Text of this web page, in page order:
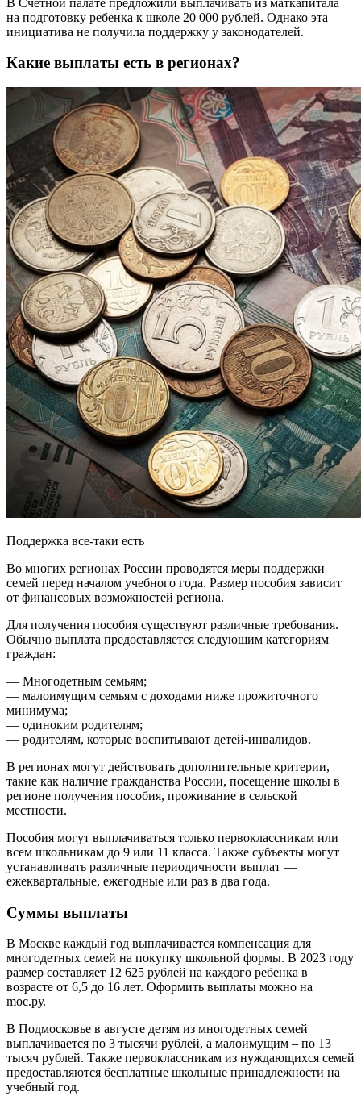
на подготовку ребенка к школе 20 000 рублей. Однако эта
инициатива не получила поддержку у законодателей.
Какие выплаты есть в регионах?
Поддержка все-таки есть
Во многих регионах России проводятся меры поддержки
семей перед началом учебного года. Размер пособия зависит
от финансовых возможностей региона.
Для получения пособия существуют различные требования.
Обычно выплата предоставляется следующим категориям
граждан:
— Многодетным семьям;
— малоимущим семьям с доходами ниже прожиточного
минимума;
— одиноким родителям;
— родителям, которые воспитывают детей-инвалидов.
В регионах могут действовать дополнительные критерии,
такие как наличие гражданства России, посещение школы в
регионе получения пособия, проживание в сельской
местности.
Пособия могут выплачиваться только первоклассникам или
всем школьникам до 9 или 11 класса. Также субъекты могут
устанавливать различные периодичности выплат —
ежеквартальные, ежегодные или раз в два года.
Суммы выплаты
В Москве каждый год выплачивается компенсация для
многодетных семей на покупку школьной формы. В 2023 году
размер составляет 12 625 рублей на каждого ребенка в
возрасте от 6,5 до 16 лет. Оформить выплаты можно на
mос.ру.
В Подмосковье в августе детям из многодетных семей
выплачивается по 3 тысячи рублей, а малоимущим – по 13
тысяч рублей. Также первоклассникам из нуждающихся семей
предоставляются бесплатные школьные принадлежности на
учебный год.